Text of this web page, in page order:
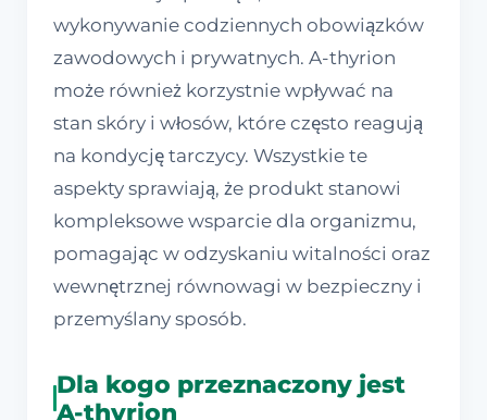
wykonywanie codziennych obowiązków
zawodowych i prywatnych. A-thyrion
może również korzystnie wpływać na
stan skóry i włosów, które często reagują
na kondycję tarczycy. Wszystkie te
aspekty sprawiają, że produkt stanowi
kompleksowe wsparcie dla organizmu,
pomagając w odzyskaniu witalności oraz
wewnętrznej równowagi w bezpieczny i
przemyślany sposób.
Dla kogo przeznaczony jest
A-thyrion